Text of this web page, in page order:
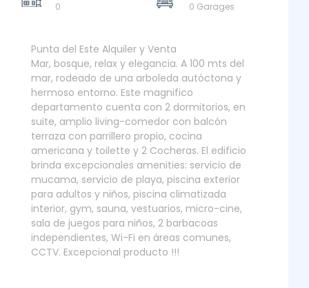
0 0 Garages
Punta del Este Alquiler y Venta
Mar, bosque, relax y elegancia. A 100 mts del
mar, rodeado de una arboleda autóctona y
hermoso entorno. Este magnifico
departamento cuenta con 2 dormitorios, en
suite, amplio living-comedor con balcón
terraza con parrillero propio, cocina
americana y toilette y 2 Cocheras. El edificio
brinda excepcionales amenities: servicio de
mucama, servicio de playa, piscina exterior
para adultos y niños, piscina climatizada
interior, gym, sauna, vestuarios, micro-cine,
sala de juegos para niños, 2 barbacoas
independientes, Wi-Fi en áreas comunes,
CCTV. Excepcional producto !!!